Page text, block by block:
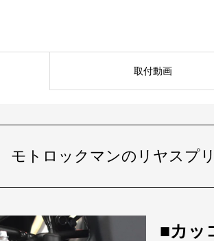
取付動画
モトロックマンのリヤスプ
■カッ